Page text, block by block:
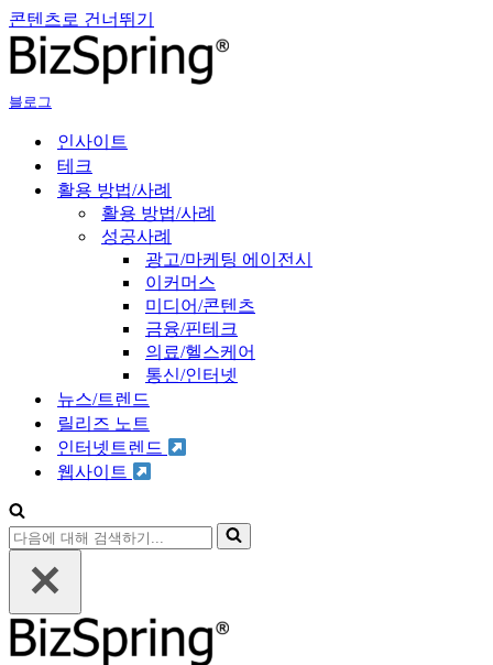
콘텐츠로 건너뛰기
블로그
인사이트
테크
활용 방법/사례
활용 방법/사례
성공사례
광고/마케팅 에이전시
이커머스
미디어/콘텐츠
금융/핀테크
의료/헬스케어
통신/인터넷
뉴스/트렌드
릴리즈 노트
인터넷트렌드
웹사이트
다
음
해
검